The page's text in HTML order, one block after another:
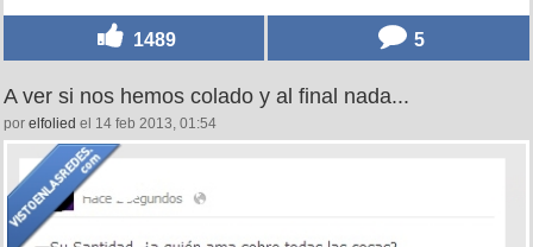
1489 5
A ver si nos hemos colado y al final nada...
por elfolied el 14 feb 2013, 01:54